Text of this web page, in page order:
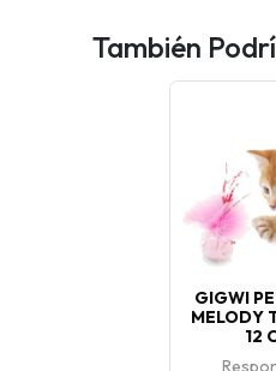
También
GIGWI
MELODY
12